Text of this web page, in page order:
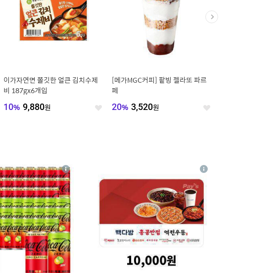
이가자연면 쫄깃한 얼큰 김치수제
비 187gx6개입
10% 9,880원 좋
[메가MGC커피] 팥빙 젤라또 파르
페
20% 3,520원 좋
상
세
상
세